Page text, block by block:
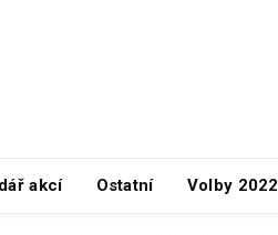
akcí Ostatní Volby 2022